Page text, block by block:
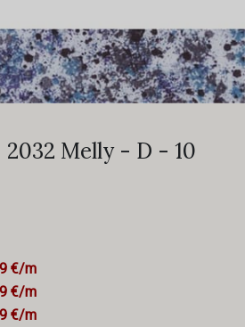
Melly - D - 10
€/m
€/m
€/m